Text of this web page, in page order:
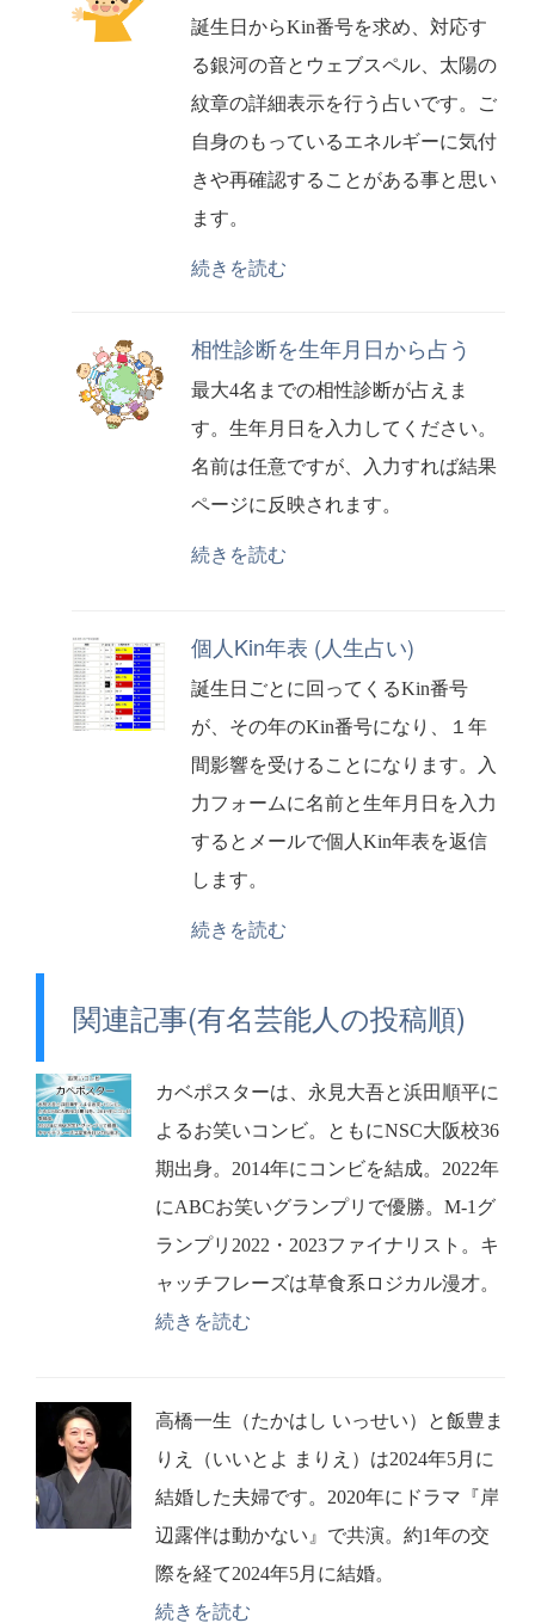
誕生日からKin番号を求め、対応す
る銀河の音とウェブスペル、太陽の
紋章の詳細表示を行う占いです。ご
自身のもっているエネルギーに気付
きや再確認することがある事と思い
ます。
続きを読む
相性診断を生年月日から占う
最大4名までの相性診断が占えま
す。生年月日を入力してください。
名前は任意ですが、入力すれば結果
ページに反映されます。
続きを読む
個人Kin年表 (人生占い)
誕生日ごとに回ってくるKin番号
が、その年のKin番号になり、１年
間影響を受けることになります。入
力フォームに名前と生年月日を入力
するとメールで個人Kin年表を返信
します。
続きを読む
関連記事(有名芸能人の投稿順)
カベポスターは、永見大吾と浜田順平に
よるお笑いコンビ。ともにNSC大阪校36
期出身。2014年にコンビを結成。2022年
にABCお笑いグランプリで優勝。M-1グ
ランプリ2022・2023ファイナリスト。キ
ャッチフレーズは草食系ロジカル漫才。
続きを読む
高橋一生（たかはし いっせい）と飯豊ま
りえ（いいとよ まりえ）は2024年5月に
結婚した夫婦です。2020年にドラマ『岸
辺露伴は動かない』で共演。約1年の交
際を経て2024年5月に結婚。
続きを読む